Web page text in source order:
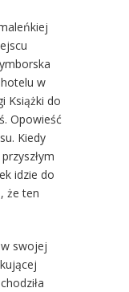
w
Książki do
Opowieść
Kiedy
idzie do
że ten
swojej